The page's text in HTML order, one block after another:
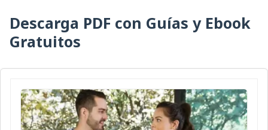
Descarga PDF con Guías y Ebook
Gratuitos